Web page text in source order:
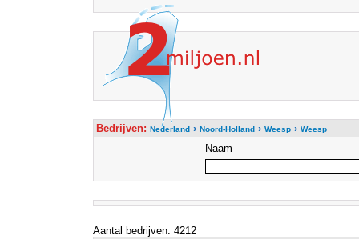
Bedrijven: Nederland› Noord-Holland› Weesp› Weesp
Naam
Aantal bedrijven: 4212